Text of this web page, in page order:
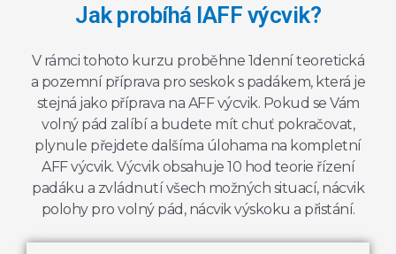
Jak probíhá IAFF výcvik?
V rámci tohoto kurzu proběhne 1denní teoretická
a pozemní příprava pro seskok s padákem, která je
stejná jako příprava na AFF výcvik. Pokud se Vám
volný pád zalíbí a budete mít chuť pokračovat,
plynule přejdete dalšíma úlohama na kompletní
AFF výcvik. Výcvik obsahuje 10 hod teorie řízení
padáku a zvládnutí všech možných situací, nácvik
polohy pro volný pád, nácvik výskoku a přistání.